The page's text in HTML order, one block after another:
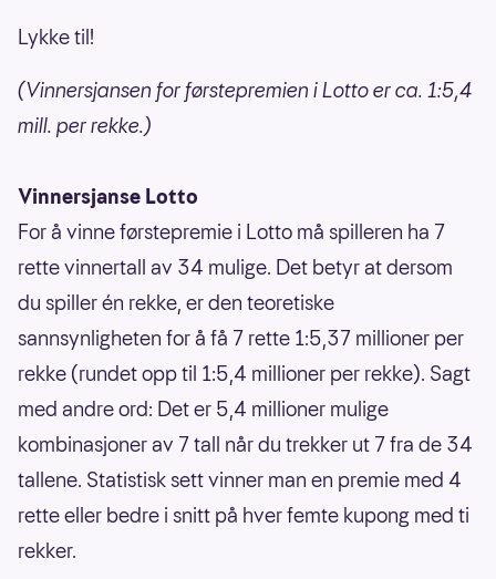
Lykke til!
(Vinnersjansen for førstepremien i Lotto er ca. 1:5,4
mill. per rekke.)
Vinnersjanse Lotto
For å vinne førstepremie i Lotto må spilleren ha 7
rette vinnertall av 34 mulige. Det betyr at dersom
du spiller én rekke, er den teoretiske
sannsynligheten for å få 7 rette 1:5,37 millioner per
rekke (rundet opp til 1:5,4 millioner per rekke). Sagt
med andre ord: Det er 5,4 millioner mulige
kombinasjoner av 7 tall når du trekker ut 7 fra de 34
tallene. Statistisk sett vinner man en premie med 4
rette eller bedre i snitt på hver femte kupong med ti
rekker.